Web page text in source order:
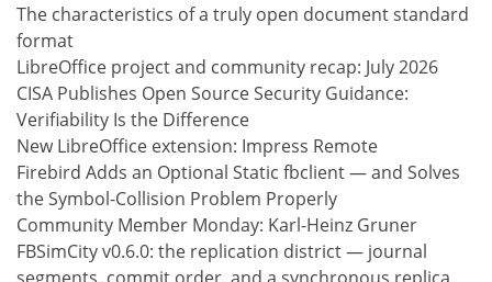
The characteristics of a truly open document standard
format
LibreOffice project and community recap: July 2026
CISA Publishes Open Source Security Guidance:
Verifiability Is the Difference
New LibreOffice extension: Impress Remote
Firebird Adds an Optional Static fbclient — and Solves
the Symbol-Collision Problem Properly
Community Member Monday: Karl-Heinz Gruner
FBSimCity v0.6.0: the replication district — journal
segments, commit order, and a synchronous replica